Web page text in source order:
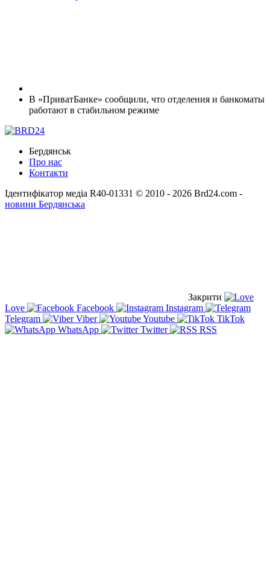
В «ПриватБанке» сообщили, что отделения и банкоматы
работают в стабильном режиме
Бердянськ
Про нас
Контакти
Ідентифікатор медіа R40-01331 © 2010 - 2026 Brd24.com -
новини Бердянська
Закрити
Love
Facebook
Instagram
Telegram
Viber Youtube
TikTok
WhatsApp
Twitter RSS